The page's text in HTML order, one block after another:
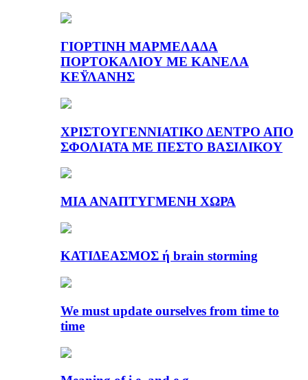
ΓΙΟΡΤΙΝΗ ΜΑΡΜΕΛΑΔΑ
ΠΟΡΤΟΚΑΛΙΟΥ ΜΕ ΚΑΝΕΛΑ
ΚΕΫΛΑΝΗΣ
ΧΡΙΣΤΟΥΓΕΝΝΙΑΤΙΚΟ ΔΕΝΤΡΟ ΑΠΟ
ΣΦΟΛΙΑΤΑ ΜΕ ΠΕΣΤΟ ΒΑΣΙΛΙΚΟΥ
ΜΙΑ ΑΝΑΠΤΥΓΜΕΝΗ ΧΩΡΑ
ΚΑΤΙΔΕΑΣΜΟΣ ή brain storming
We must update ourselves from time to
time